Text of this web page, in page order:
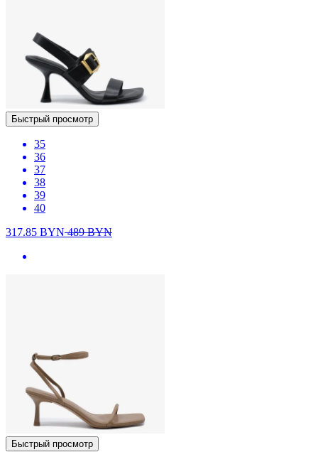
Быстрый просмотр
35
36
37
38
39
40
317.85 BYN489BYN
Быстрый просмотр